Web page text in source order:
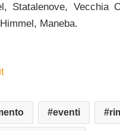
Statalenove, Vecchia
Maneba.
eventi